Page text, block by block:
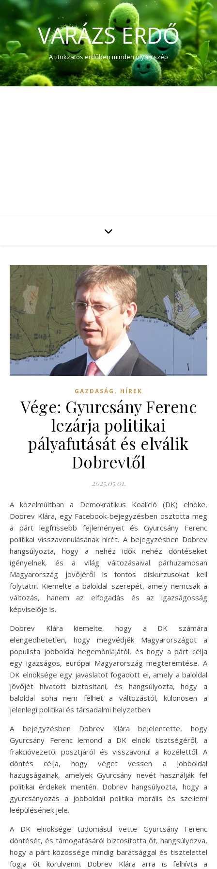
VARÁZS ERDŐ
A titokzatos erdőben minden olyan szép
GAZDASÁG , HÍREK
Vége: Gyurcsány Ferenc
lezárja politikai
pályafutását és elválik
Dobrevtől
2025.05.01.
A közelmúltban a Demokratikus Koalíció (DK) elnöke,
Dobrev Klára, egy Facebook-bejegyzésben osztotta meg
a párt legfrissebb fejleményeit és Gyurcsány Ferenc
politikai visszavonulásának hírét. A bejegyzésben Dobrev
hangsúlyozta, hogy a nehéz idők nehéz döntéseket
igényelnek, és a világ változásaival párhuzamosan
Magyarország jövőjéről is fontos diskurzusokat kell
folytatni. Kiemelte a baloldal szerepét, amely nemcsak a
változás, hanem az elfogadás és az igazságosság
képviselője is.
Dobrev Klára kiemelte, hogy a DK számára
elengedhetetlen, hogy megvédjék Magyarországot a
populista jobboldal hegemóniájától, és hogy a párt célja
egy igazságos, európai Magyarország megteremtése. A
DK elnöksége egy javaslatot fogadott el, amely a baloldal
jövőjét hivatott biztosítani, és hangsúlyozta, hogy a
baloldal soha nem félhet a változástól, különösen a
jelenlegi politikai és társadalmi helyzetben.
A bejegyzésben Dobrev Klára bejelentette, hogy
Gyurcsány Ferenc lemond a DK elnöki tisztségéről, a
frakcióvezetői posztjáról és visszavonul a közélettől. A
döntés célja, hogy véget vessen a jobboldal
hazugságainak, amelyek Gyurcsány nevét használják fel
politikai érdekek mentén. Dobrev hangsúlyozta, hogy a
gyurcsányozás a jobboldali politika morális és szellemi
leépülésének jele.
A DK elnöksége tudomásul vette Gyurcsány Ferenc
döntését, és támogatásáról biztosította őt, hangsúlyozva,
hogy a párt közössége mindig barátsággal és tisztelettel
fogja őt körülvenni. Dobrev Klára arra is felhívta a